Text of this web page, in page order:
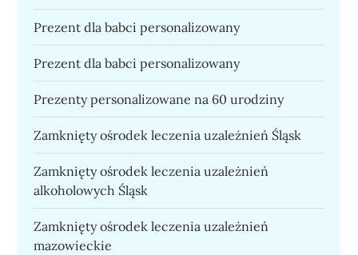
Prezent dla babci personalizowany
Prezent dla babci personalizowany
Prezenty personalizowane na 60 urodziny
Zamknięty ośrodek leczenia uzależnień Śląsk
Zamknięty ośrodek leczenia uzależnień
alkoholowych Śląsk
Zamknięty ośrodek leczenia uzależnień
mazowieckie